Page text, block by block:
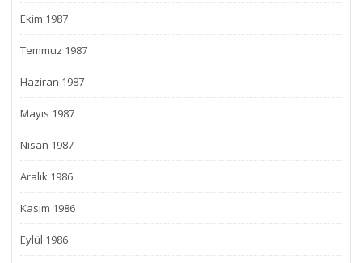
Ekim 1987
Temmuz 1987
Haziran 1987
Mayıs 1987
Nisan 1987
Aralık 1986
Kasım 1986
Eylül 1986